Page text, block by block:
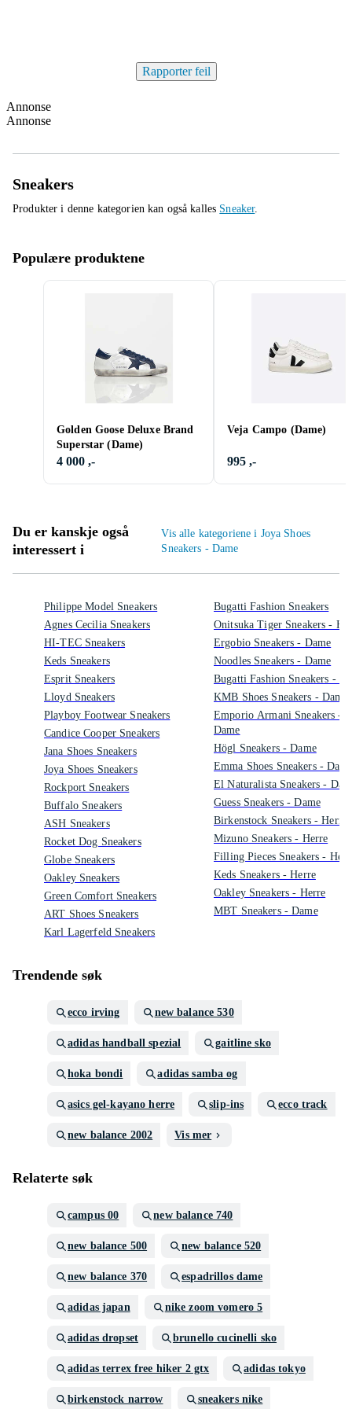
Rapporter feil
Annonse
Annonse
Sneakers
Produkter i denne kategorien kan også kalles Sneaker.
Populære produktene
Golden Goose Deluxe Brand
Superstar (Dame)
4 000 ,-
Veja Campo (Dame)
995 ,-
Du er kanskje også
interessert i
Vis alle kategoriene i Joya Shoes
Sneakers - Dame
Philippe Model Sneakers
Agnes Cecilia Sneakers
HI-TEC Sneakers
Keds Sneakers
Esprit Sneakers
Lloyd Sneakers
Playboy Footwear Sneakers
Candice Cooper Sneakers
Jana Shoes Sneakers
Joya Shoes Sneakers
Rockport Sneakers
Buffalo Sneakers
ASH Sneakers
Rocket Dog Sneakers
Globe Sneakers
Oakley Sneakers
Green Comfort Sneakers
ART Shoes Sneakers
Karl Lagerfeld Sneakers
Bugatti Fashion Sneakers
Onitsuka Tiger Sneakers -
Ergobio Sneakers - Dame
Noodles Sneakers - Dame
Bugatti Fashion Sneakers -
KMB Shoes Sneakers - Dame
Emporio Armani Sneakers -
Dame
Högl Sneakers - Dame
Emma Shoes Sneakers -
El Naturalista Sneakers -
Guess Sneakers - Dame
Birkenstock Sneakers - Herre
Mizuno Sneakers - Herre
Filling Pieces Sneakers -
Keds Sneakers - Herre
Oakley Sneakers - Herre
MBT Sneakers - Dame
Trendende søk
ecco irving new balance 530
adidas handball spezial gaitline sko
hoka bondi adidas samba og
asics gel-kayano herre slip-ins ecco track
new balance 2002 Vis mer
Relaterte søk
campus 00 new balance 740
new balance 500 new balance 520
new balance 370 espadrillos dame
adidas japan nike zoom vomero 5
adidas dropset brunello cucinelli sko
adidas terrex free hiker 2 gtx adidas tokyo
birkenstock narrow sneakers nike